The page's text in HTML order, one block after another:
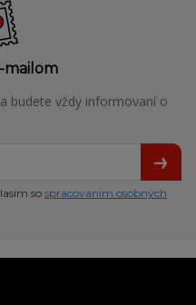
mailom
budete vždy informovaní o
sospracovaním osobných